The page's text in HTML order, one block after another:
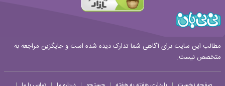
مطالب این سایت برای آگاهی شما تدارک دیده شده است و جایگزین مراجعه به
متخصص نیست.